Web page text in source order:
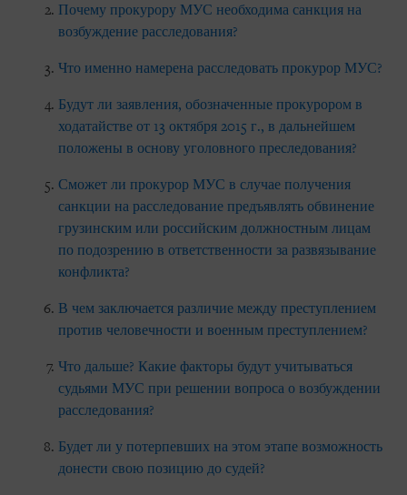
Почему прокурору МУС необходима санкция на
возбуждение расследования?
Что именно намерена расследовать прокурор МУС?
Будут ли заявления, обозначенные прокурором в
ходатайстве от 13 октября 2015 г., в дальнейшем
положены в основу уголовного преследования?
Сможет ли прокурор МУС в случае получения
санкции на расследование предъявлять обвинение
грузинским или российским должностным лицам
по подозрению в ответственности за развязывание
конфликта?
В чем заключается различие между преступлением
против человечности и военным преступлением?
Что дальше? Какие факторы будут учитываться
судьями МУС при решении вопроса о возбуждении
расследования?
Будет ли у потерпевших на этом этапе возможность
донести свою позицию до судей?